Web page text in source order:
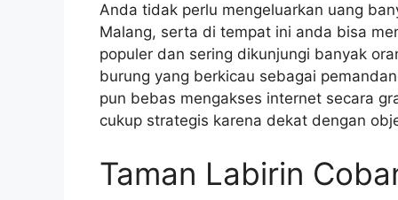
Anda tidak perlu mengeluarkan uang
Malang, serta di tempat ini anda bisa
populer dan sering dikunjungi banyak
burung yang berkicau sebagai
pun bebas mengakses internet secara
cukup strategis karena dekat dengan
Taman Labirin